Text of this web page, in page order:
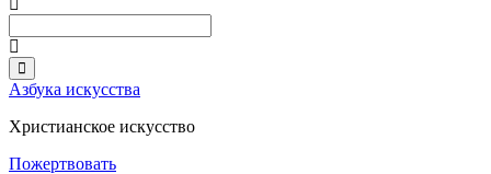
Азбука искусства
Христианское искусство
Пожертвовать